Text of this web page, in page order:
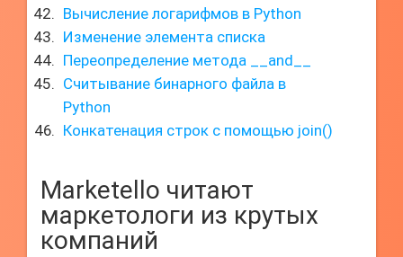
Вычисление логарифмов в Python
Изменение элемента списка
Переопределение метода __and__
Считывание бинарного файла в
Python
Конкатенация строк с помощью join()
Marketello читают
маркетологи из крутых
компаний